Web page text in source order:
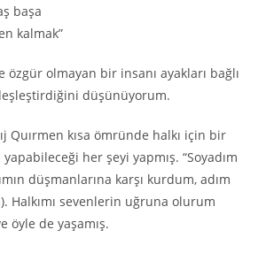
başa
kalmak”
özgür olmayan bir insanı ayakları bağlı
düşünüyorum.
Quırmen kısa ömründe halkı için bir
her şeyi yapmış. “Soyadım
düşmanlarına karşı kurdum, adım
Halkımı sevenlerin uğruna olurum
öyle de yaşamış.